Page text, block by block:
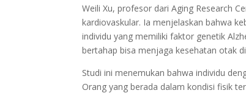
Weili Xu, profesor dari Aging Research
kardiovaskular. Ia menjelaskan bahwa
individu yang memiliki faktor genetik
bertahap bisa menjaga kesehatan otak
Studi ini menemukan bahwa individu
Orang yang berada dalam kondisi fisik